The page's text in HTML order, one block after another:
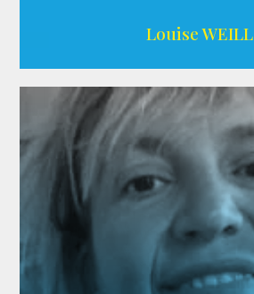
Louise WEILL